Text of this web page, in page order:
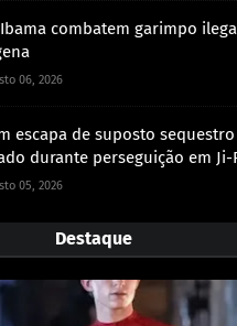
Ibama combatem garimpo
06, 2026
escapa de suposto
durante perseguição em Ji-
05, 2026
Destaque